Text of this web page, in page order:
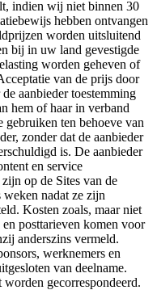
indien wij niet binnen 30
hebben ontvangen
worden uitsluitend
bij in uw land gevestigde
worden geheven of
van de prijs door
aanbieder toestemming
hem of haar in verband
ten behoeve van
zonder dat de aanbieder
is. De aanbieder
en service
op de Sites van de
nadat ze zijn
Kosten zoals, maar niet
posttarieven komen voor
anderszins vermeld.
werknemers en
van deelname.
gecorrespondeerd.